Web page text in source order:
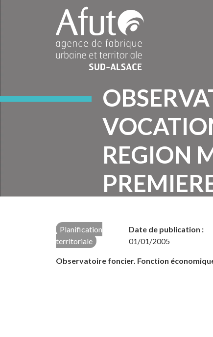
REGION
Planification
territoriale
Date de publication :
01/01/2005
Observatoire foncier. Fonction